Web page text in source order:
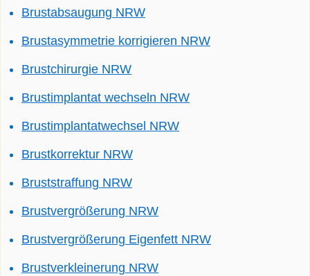
Brustabsaugung NRW
Brustasymmetrie korrigieren NRW
Brustchirurgie NRW
Brustimplantat wechseln NRW
Brustimplantatwechsel NRW
Brustkorrektur NRW
Bruststraffung NRW
Brustvergrößerung NRW
Brustvergrößerung Eigenfett NRW
Brustverkleinerung NRW